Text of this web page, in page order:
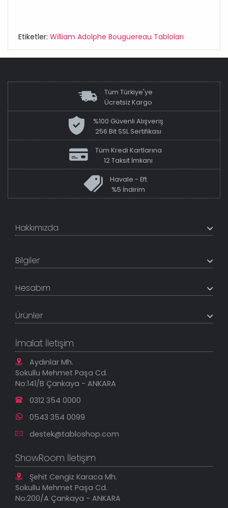
Etiketler: William Adolphe Bouguereau Tabloları
Tüm Türkiye'ye
Ücretsiz Kargo
%100 Güvenli Alışveriş
256 Bit SSL Sertifikası
Tüm Kredi Kartlarına
12 Taksit İmkanı
Havale - Eft
%5 İndirim
Hakkımızda
TabloShop, müşteri memnuniyetini en üst seviyede
tutmaya çalışır. Uzman kadrosu ile profesyonel işçilikle
Bilgiler
İletişim Bilgileri
Banka Hesapları
Sık Sorulan Sorular
Hesabım
Tüm Siparişlerim
Geçerli İade Koşulları
Mesafeli Satış Sözleşmesi
Gizlilik Güvenlik Politikası
Ürünler
Tablonu Sen Tasarla
Tablo Saatler
Yeni Eklenenler
En Çok Satılanlar
İndirimli Tablolar
İmalat İletişim
Aydınlar Mh.
Sokullu Mehmet Paşa Cd.
No:141/B Çankaya - ANKARA
0312 354 0000
0543 354 0099
destek@tabloshop.com
ShowRoom İletişim
Şehit Cengiz Karaca Mh.
Sokullu Mehmet Paşa Cd.
No:200/A Çankaya - ANKARA